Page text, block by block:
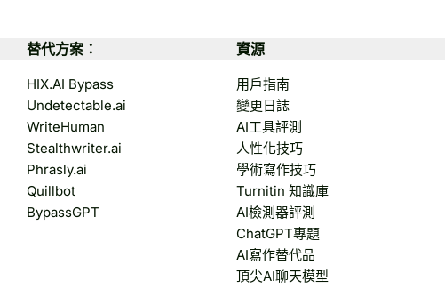
替代方案：
HIX.AI Bypass
Undetectable.ai
WriteHuman
Stealthwriter.ai
Phrasly.ai
Quillbot
BypassGPT
資源
用戶指南
變更日誌
AI工具評測
人性化技巧
學術寫作技巧
Turnitin 知識庫
AI檢測器評測
ChatGPT專題
AI寫作替代品
頂尖AI聊天模型